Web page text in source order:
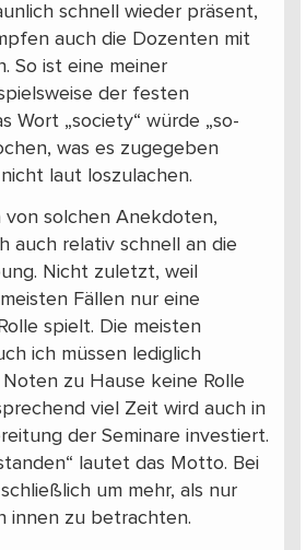
schnell wieder präsent,
auch die Dozenten mit
So ist eine meiner
der festen
Wort „society“ würde „so-
was es zugegeben
laut loszulachen.
von solchen Anekdoten,
auch relativ schnell an die
Nicht zuletzt, weil
Fällen nur eine
spielt. Die meisten
ich müssen lediglich
zu Hause keine Rolle
viel Zeit wird auch in
der Seminare investiert.
lautet das Motto. Bei
um mehr, als nur
innen zu betrachten.